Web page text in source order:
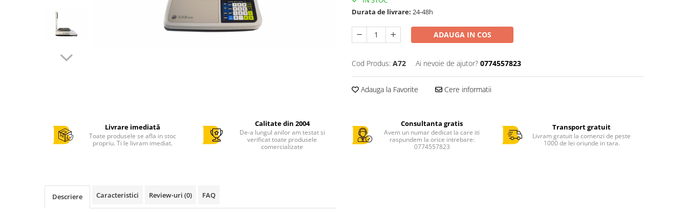
Cantar de verificare
Cantar cu numarare
Sertar de bani
Cititor coduri bare / scanner
Imprimanta bonuri - comenzi
Durata de livrare: 24-48h
ADAUGA IN COS
Cod Produs: A72 Ai nevoie de ajutor? 0774557823
Adauga la Favorite Cere informatii
Livrare imediată
Toate produsele se afla in stoc
propriu. Ti le livram imediat.
Calitate din 2004
De-a lungul anilor am testat si
verificat toate produsele
comercializate
Consultanta gratis
Avem un numar dedicat la care iti
raspundem la orice intrebare:
0774557823
Transport gratuit
Livram gratuit la comenzi de peste
1000 de lei oriunde in tara.
Descriere Caracteristici Review-uri (0) FAQ